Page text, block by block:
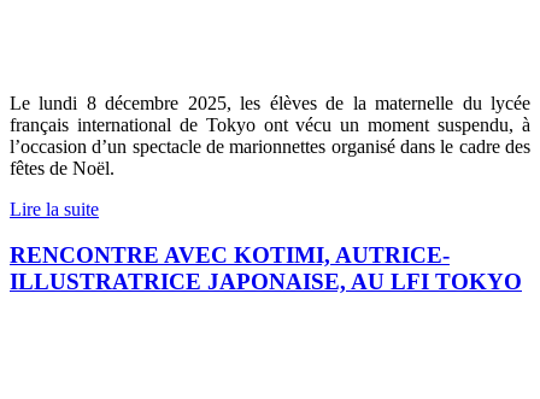
Le lundi 8 décembre 2025, les élèves de la maternelle du lycée
français international de Tokyo ont vécu un moment suspendu, à
l’occasion d’un spectacle de marionnettes organisé dans le cadre des
fêtes de Noël.
Lire la suite
RENCONTRE AVEC KOTIMI, AUTRICE-
ILLUSTRATRICE JAPONAISE, AU LFI TOKYO